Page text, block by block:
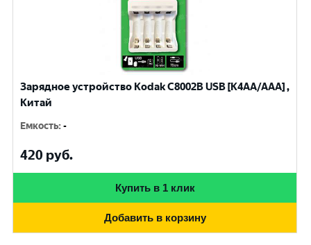
Зарядное устройство Kodak С8002B USB [K4AA/AAA] ,
Китай
Емкость:-
420 руб.
Купить в 1 клик
Добавить в корзину